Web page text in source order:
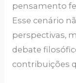
pensamento
Esse cenário
perspectivas,
debate
contribuições